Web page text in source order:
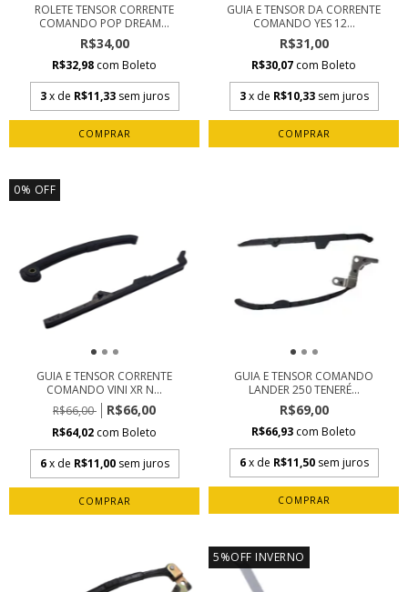
ROLETE TENSOR CORRENTE
COMANDO POP DREAM...
R$34,00
R$32,98 com Boleto
3 x de R$11,33 sem juros
GUIA E TENSOR DA CORRENTE
COMANDO YES 12...
R$31,00
R$30,07 com Boleto
3 x de R$10,33 sem juros
0% OFF
GUIA E TENSOR CORRENTE
COMANDO VINI XR N...
R$66,00
R$66,00
R$64,02 com Boleto
6 x de R$11,00 sem juros
GUIA E TENSOR COMANDO
LANDER 250 TENERÉ...
R$69,00
R$66,93 com Boleto
6 x de R$11,50 sem juros
5%OFF INVERNO